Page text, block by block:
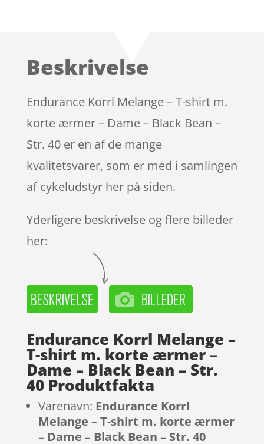
kundebedøm
Beskrivelse
Endurance Korrl Melange – T-shirt m.
korte ærmer – Dame – Black Bean –
Str. 40 er en af de mange
kvalitetsvarer, som er med i samlingen
af cykeludstyr her på siden.
Yderligere beskrivelse og flere billeder
her:
Endurance Korrl Melange –
T-shirt m. korte ærmer –
Dame – Black Bean – Str.
40 Produktfakta
Varenavn: Endurance Korrl
Melange – T-shirt m. korte ærmer
– Dame – Black Bean – Str. 40